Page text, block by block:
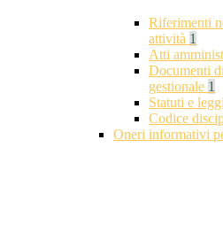
Riferimenti
attività 1
Atti
Documenti
gestionale 1
Statuti e
Codice
Oneri informativi